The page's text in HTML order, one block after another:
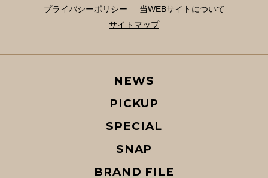
プライバシーポリシー
当WEBサイトについて
サイトマップ
NEWS
PICKUP
SPECIAL
SNAP
BRAND FILE